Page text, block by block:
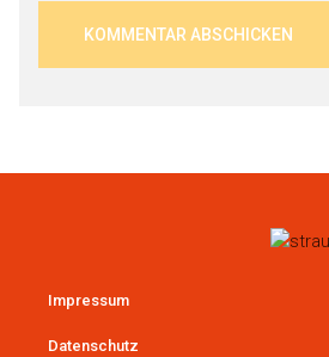
Impressum
Datenschutz